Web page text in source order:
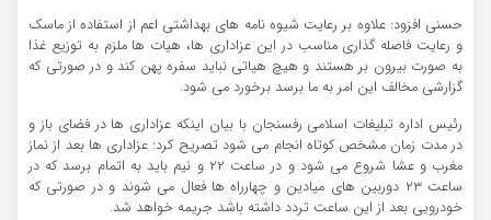
حسنی افزود: علاوه بر رعایت شیوه نامه های بهداشتی اعم از استفاده از ماسک
و رعایت فاصله گذاری مناسب در این عزاداری ها، هیات ها ملزم به توزیع غذا
به صورت بیرون بر هستند و هیچ هیاتی نباید سفره پهن کند و در صورتی که
گزارشی مخالف این امر به ما برسد برخورد می شود.
رئیس اداره تبلیغات اسلامی رفسنجان با بیان اینکه عزاداری ها در فضای باز و
در مدت زمان مشخص کوتاه انجام می شود تصریح کرد: عزاداری ها بعد از نماز
مغرب و عشا شروع می شود و در ساعت ۲۲ و نیم باید به اتمام برسد که در
ساعت ۲۳ دوربین های میادین و چهارراه ها فعال می شوند و در صورتی که
خودرویی بعد از این ساعت تردد داشته باشد جریمه خواهد شد.